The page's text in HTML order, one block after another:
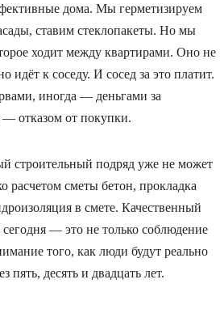
дома. Мы герметизируем
ставим стеклопакеты. Но мы
ходит между квартирами. Оно не
идёт к соседу. И сосед за это платит.
иногда — деньгами за
отказом от покупки.
строительный подряд уже не может
расчетом сметы бетон, прокладка
в смете. Качественный
сегодня — это не только соблюдение
того, как люди будут реально
пять, десять и двадцать лет.